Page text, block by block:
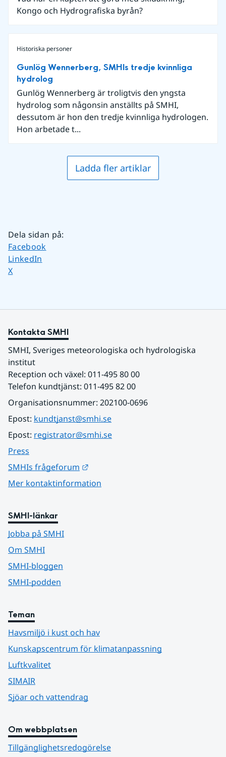
Kongo och Hydrografiska byrån?
Historiska personer
Gunlög Wennerberg, SMHIs tredje kvinnliga
hydrolog
Gunlög Wennerberg är troligtvis den yngsta
hydrolog som någonsin anställts på SMHI,
dessutom är hon den tredje kvinnliga hydrologen.
Hon arbetade t...
Ladda fler artiklar
Dela sidan på:
Dela sidan på
Facebook
Dela sidan på
LinkedIn
Dela sidan på
X
Kontakta SMHI
SMHI, Sveriges meteorologiska och hydrologiska
institut
Reception och växel: 011-495 80 00
Telefon kundtjänst: 011-495 82 00
Organisationsnummer: 202100-0696
Epost: kundtjanst@smhi.se
Epost: registrator@smhi.se
Press
SMHIs frågeforum
Mer kontaktinformation
SMHI-länkar
Jobba på SMHI
Om SMHI
SMHI-bloggen
SMHI-podden
Teman
Havsmiljö i kust och hav
Kunskapscentrum för klimatanpassning
Luftkvalitet
SIMAIR
Sjöar och vattendrag
Om webbplatsen
Tillgänglighetsredogörelse